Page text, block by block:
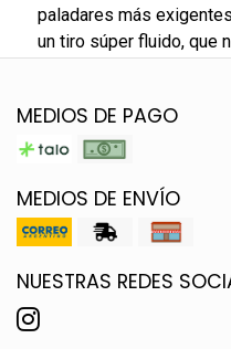
paladares más
un tiro súper fluido, que
MEDIOS DE PAGO
MEDIOS DE ENVÍO
NUESTRAS REDES